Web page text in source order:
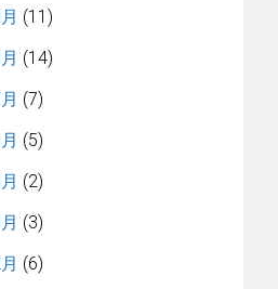
(11)
(14)
(7)
(5)
(2)
(3)
(6)